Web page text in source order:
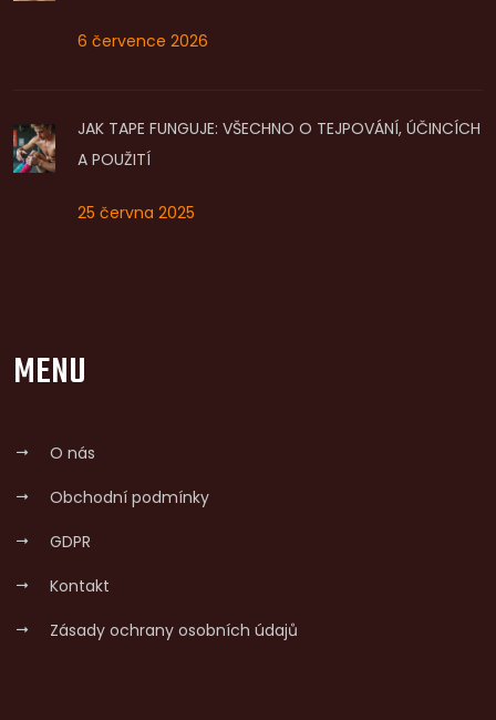
6 července 2026
JAK TAPE FUNGUJE: VŠECHNO O TEJPOVÁNÍ, ÚČINCÍCH
A POUŽITÍ
25 června 2025
MENU
O nás
Obchodní podmínky
GDPR
Kontakt
Zásady ochrany osobních údajů